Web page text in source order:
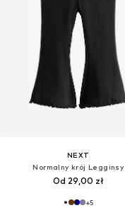
NEXT
Normalny krój Legginsy
Od 29,00 zł
+5